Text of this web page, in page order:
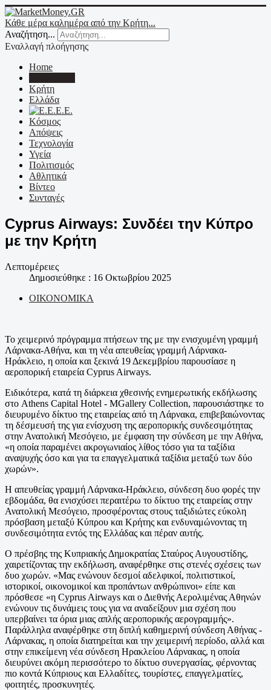
Κάθε μέρα καλημέρα από την Κρήτη...
Αναζήτηση...
Εναλλαγή πλοήγησης
Home
Κρήτη
Ελλάδα
Ε.Ε.
Κόσμος
Απόψεις
Τεχνολογία
Υγεία
Πολιτισμός
Αθλητικά
Βίντεο
Συνταγές
Cyprus Airways: Συνδέει την Κύπρο
με την Κρήτη
Λεπτομέρειες
Δημοσιεύθηκε : 16 Οκτωβρίου 2025
ΟΙΚΟΝΟΜΙΚΑ
Το χειμερινό πρόγραμμα πτήσεων της με την ενισχυμένη γραμμή
Λάρνακα-Αθήνα, και τη νέα απευθείας γραμμή Λάρνακα-
Ηράκλειο, η οποία και ξεκινά 19 Δεκεμβρίου παρουσίασε η
αεροπορική εταιρεία Cyprus Airways.
Ειδικότερα, κατά τη διάρκεια χθεσινής ενημερωτικής εκδήλωσης
στο Athens Capital Hotel - MGallery Collection, παρουσιάστηκε το
διευρυμένο δίκτυο της εταιρείας από τη Λάρνακα, επιβεβαιώνοντας
τη δέσμευσή της για ενίσχυση της αεροπορικής συνδεσιμότητας
στην Ανατολική Μεσόγειο, με έμφαση την σύνδεση με την Αθήνα,
«η οποία παραμένει ακρογωνιαίος λίθος τόσο για τα ταξίδια
αναψυχής όσο και για τα επαγγελματικά ταξίδια μεταξύ των δύο
χωρών».
Η απευθείας γραμμή Λάρνακα-Ηράκλειο, σύνδεση δυο φορές την
εβδομάδα, θα ενισχύσει περαιτέρω το δίκτυο της εταιρείας στην
Ανατολική Μεσόγειο, προσφέροντας στους ταξιδιώτες εύκολη
πρόσβαση μεταξύ Κύπρου και Κρήτης και ενδυναμώνοντας τη
συνδεσιμότητα εντός της Ελλάδας και πέραν αυτής.
Ο πρέσβης της Κυπριακής Δημοκρατίας Σταύρος Αυγουστίδης,
χαιρετίζοντας την εκδήλωση, αναφέρθηκε στις στενές σχέσεις των
δυο χωρών. «Μας ενώνουν δεσμοί αδελφικοί, πολιτιστικοί,
ιστορικοί, οικονομικοί και προπάντων ανθρώπινοι» είπε και
πρόσθεσε «η Cyprus Airways και ο Διεθνής Αερολιμένας Αθηνών
ενώνουν τις δυνάμεις τους για να αναδείξουν μια σχέση που
υπερβαίνει τα όρια μιας απλής αεροπορικής αερογραμμής».
Παράλληλα αναφέρθηκε στη διπλή καθημερινή σύνδεση Αθήνας -
Λάρνακας, η οποία διατηρείται και την χειμερινή περίοδο, αλλά και
στην επικείμενη νέα σύνδεση Ηρακλείου Λάρνακας, η οποία
διευρύνει ακόμη περισσότερο το δίκτυο συνεργασίας, φέρνοντας
πιο κοντά Κύπριους και Ελλαδίτες, τουρίστες, επαγγελματίες,
φοιτητές, προσκυνητές.